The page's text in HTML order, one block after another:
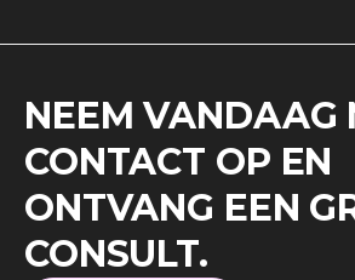
NEEM VANDAAG
CONTACT OP EN
ONTVANG EEN
CONSULT.